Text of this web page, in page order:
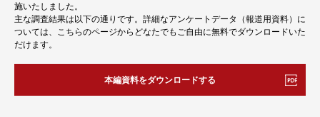
施いたしました。
主な調査結果は以下の通りです。詳細なアンケートデータ（報道用資料）に
ついては、こちらのページからどなたでもご自由に無料でダウンロードいた
だけます。
本編資料をダウンロードする